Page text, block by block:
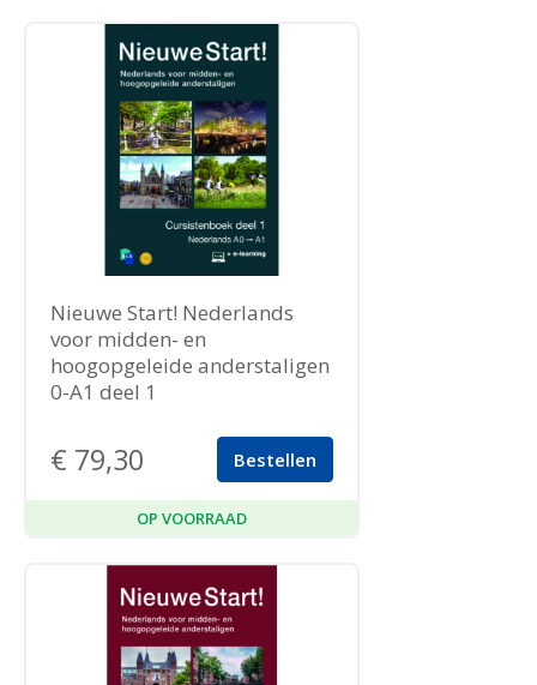
Nieuwe Start! Nederlands
voor midden- en
hoogopgeleide anderstaligen
0-A1 deel 1
€ 79,30 Bestellen
OP VOORRAAD